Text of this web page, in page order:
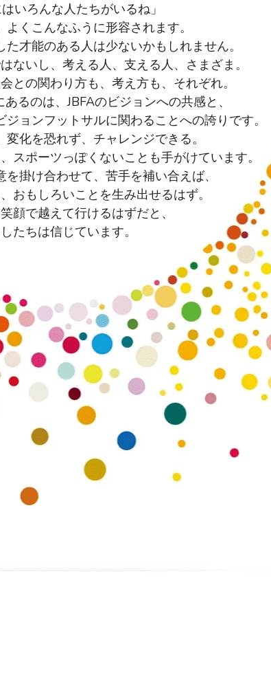
はいろんな人たちがいるね」
くこんなふうに形容されます。
才能のある人は少ないかもしれません。
ないし、考える人、支える人、さまざま。
との関わり方も、考え方も、それぞれ。
るのは、JBFAのビジョンへの共感と、
ョンフットサルに関わることへの誇りです。
化を恐れず、チャレンジできる。
スポーツっぽくないことも手がけています。
掛け合わせて、苦手を補い合えば、
おもしろいことを生み出せるはず。
顔で越えて行けるはずだと、
たちは信じています。